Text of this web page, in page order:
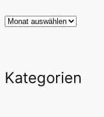
Archiv
Kategorien